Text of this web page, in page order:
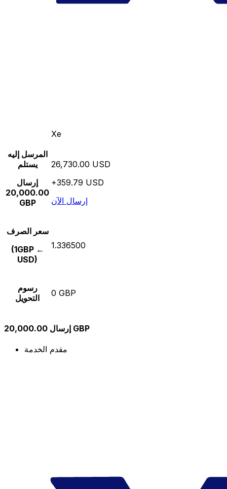
Xe
المرسل إليه
يستلم
إرسال
20,000.00
GBP
26,730.00 USD
+359.79 USD
إرسال الآن
سعر الصرف
(1GBP ←
USD)
1.336500
رسوم
التحويل
0 GBP
إرسال 20,000.00 GBP
مقدم الخدمة